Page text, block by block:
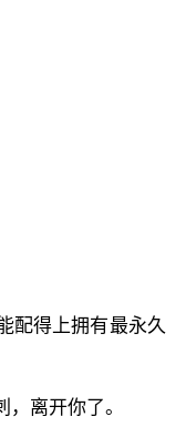
配得上拥有最永久
离开你了。